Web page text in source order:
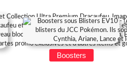
Boosters